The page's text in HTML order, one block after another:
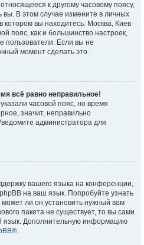
к другому часовому поясу,
вы. В этом случае измените в личных
котором вы находитесь: Москва, Киев
пояс, как и большинство настроек,
пользователи. Если вы не
момент сделать это.
всё равно неправильное!
часовой пояс, но время
значит, неправильно
администратора для
вашего языка на конференции,
на ваш язык. Попробуйте узнать
ли он установить нужный вам
пакета не существует, то вы сами
язык. Дополнительную информацию
®.